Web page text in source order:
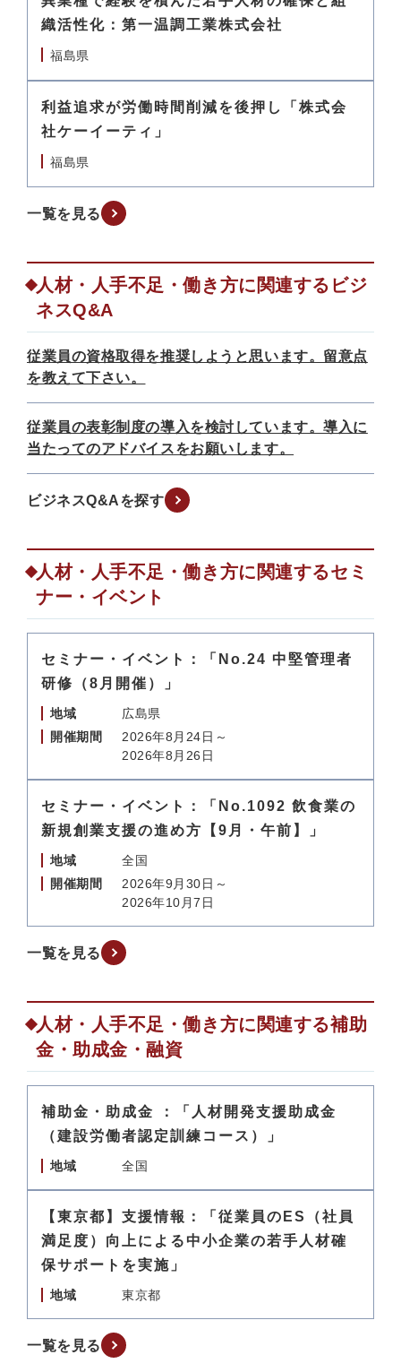
織活性化：第一温調工業株式会社
福島県
利益追求が労働時間削減を後押し「株式会
社ケーイーティ」
福島県
一覧を見る
人材・人手不足・働き方に関連するビジ
ネスQ&A
従業員の資格取得を推奨しようと思います。留意点
を教えて下さい。
従業員の表彰制度の導入を検討しています。導入に
当たってのアドバイスをお願いします。
ビジネスQ&Aを探す
人材・人手不足・働き方に関連するセミ
ナー・イベント
セミナー・イベント：「No.24 中堅管理者
研修（8月開催）」
地域
広島県
開催期間
2026年8月24日～
2026年8月26日
セミナー・イベント：「No.1092 飲食業の
新規創業支援の進め方【9月・午前】」
地域
全国
開催期間
2026年9月30日～
2026年10月7日
一覧を見る
人材・人手不足・働き方に関連する補助
金・助成金・融資
補助金・助成金 ：「人材開発支援助成金
（建設労働者認定訓練コース）」
地域 全国
【東京都】支援情報：「従業員のES（社員
満足度）向上による中小企業の若手人材確
保サポートを実施」
地域 東京都
一覧を見る